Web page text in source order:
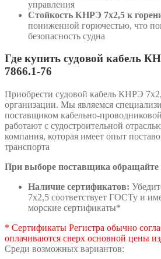
управления
Стойкость КНРЭ 7х2,5 к
пониженной горючестью, что
безопасность судна
Где купить судовой кабель
7866.1-76
Приобрести судовой кабель КНРЭ
организации. Мы являемся
поставщиком кабельно-
работают с судостроительной
компания, которая имеет опыт
транспорта
При выборе поставщика обращайте
Наличие сертификатов:
7х2,5 соответствует ГОСТу и
морские сертификаты*
* Сертификаты Регистра обычно
оплачиваются сверх основной цены
Среди возможных вариантов: